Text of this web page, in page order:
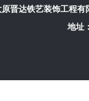
原晋达铁艺装饰工程有
地址